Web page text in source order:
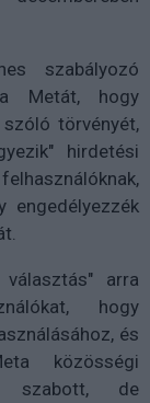
szabályozó
Metát, hogy
törvényét,
hirdetési
engedélyezzék
arra
hogy
és
közösségi
szabott, de